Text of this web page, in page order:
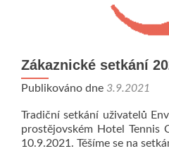
Zákaznické setkání
Publikováno dne 3.9.2021
Tradiční setkání uživatelů
prostějovském Hotel
10.9.2021. Těšíme se na